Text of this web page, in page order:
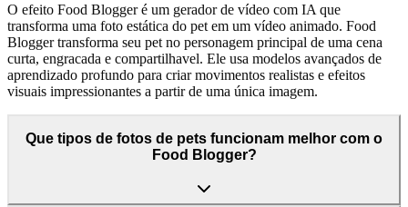
O efeito Food Blogger é um gerador de vídeo com IA que
transforma uma foto estática do pet em um vídeo animado. Food
Blogger transforma seu pet no personagem principal de uma cena
curta, engracada e compartilhavel. Ele usa modelos avançados de
aprendizado profundo para criar movimentos realistas e efeitos
visuais impressionantes a partir de uma única imagem.
Que tipos de fotos de pets funcionam melhor com o
Food Blogger?